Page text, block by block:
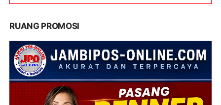
RUANG PROMOSI